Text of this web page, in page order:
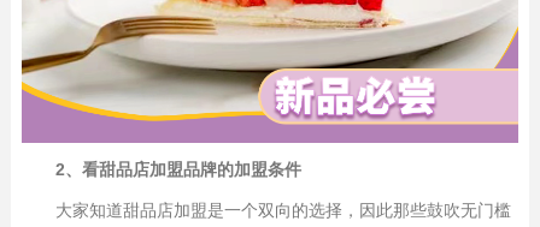
2、看甜品店加盟品牌的加盟条件
大家知道甜品店加盟是一个双向的选择，因此那些鼓吹无门槛